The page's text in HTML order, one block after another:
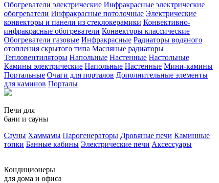
Обогреватели электрические Инфракрасные электрические
обогреватели Инфракрасные потолочные Электрические
конвекторы и панели из стеклокерамики Конвективно-
инфракрасные обогреватели Конвекторы классические
Обогреватели газовые Инфракрасные Радиаторы водяного
отопления скрытого типа Масляные радиаторы
Тепловентиляторы Напольные Настенные Настольные
Камины электрические Напольные Настенные Мини-камины
Портальные Очаги для порталов Дополнительные элементы
для каминов Порталы
Печи для
бани и сауны
Сауны Хаммамы Парогенераторы Дровяные печи Каминные
топки Банные кабины Электрические печи Аксессуары
Кондиционеры
для дома и офиса